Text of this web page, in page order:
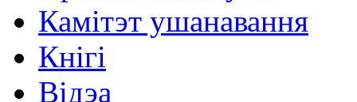
Камітэт ушанавання
Кнігі
Відэа